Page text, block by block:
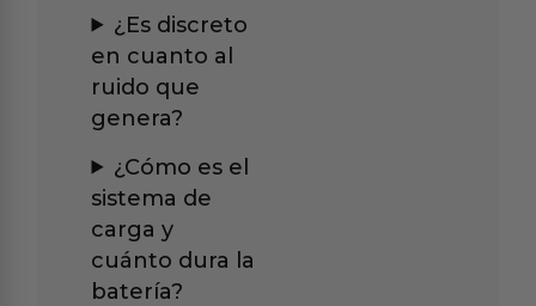
¿Es discreto
en cuanto al
ruido que
genera?
¿Cómo es el
sistema de
carga y
cuánto dura la
batería?